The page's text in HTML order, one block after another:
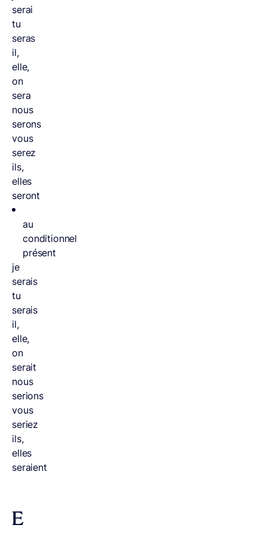
serai
tu
seras
il,
elle,
on
sera
nous
serons
vous
serez
ils,
elles
seront
au
conditionnel
présent
je
serais
tu
serais
il,
elle,
on
serait
nous
serions
vous
seriez
ils,
elles
seraient
E